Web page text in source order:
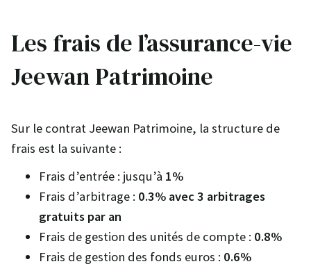
Les frais de l’assurance-vie
Jeewan Patrimoine
Sur le contrat Jeewan Patrimoine, la structure de
frais est la suivante :
Frais d’entrée : jusqu’à 1%
Frais d’arbitrage : 0.3% avec 3 arbitrages
gratuits par an
Frais de gestion des unités de compte : 0.8%
Frais de gestion des fonds euros : 0.6%